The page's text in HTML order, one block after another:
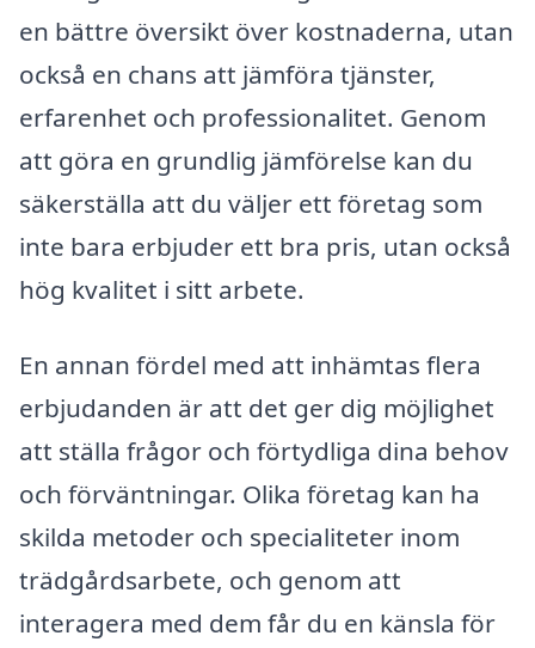
en bättre översikt över kostnaderna, utan
också en chans att jämföra tjänster,
erfarenhet och professionalitet. Genom
att göra en grundlig jämförelse kan du
säkerställa att du väljer ett företag som
inte bara erbjuder ett bra pris, utan också
hög kvalitet i sitt arbete.
En annan fördel med att inhämtas flera
erbjudanden är att det ger dig möjlighet
att ställa frågor och förtydliga dina behov
och förväntningar. Olika företag kan ha
skilda metoder och specialiteter inom
trädgårdsarbete, och genom att
interagera med dem får du en känsla för